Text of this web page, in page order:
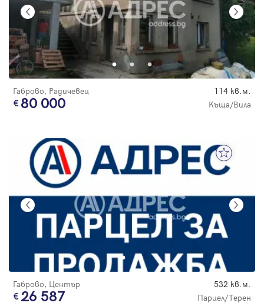
Габрово, Радичевец 114 кв.м.
80 000 Къща/Вила
Габрово, Център 532 кв.м.
26 587 Парцел/Терен